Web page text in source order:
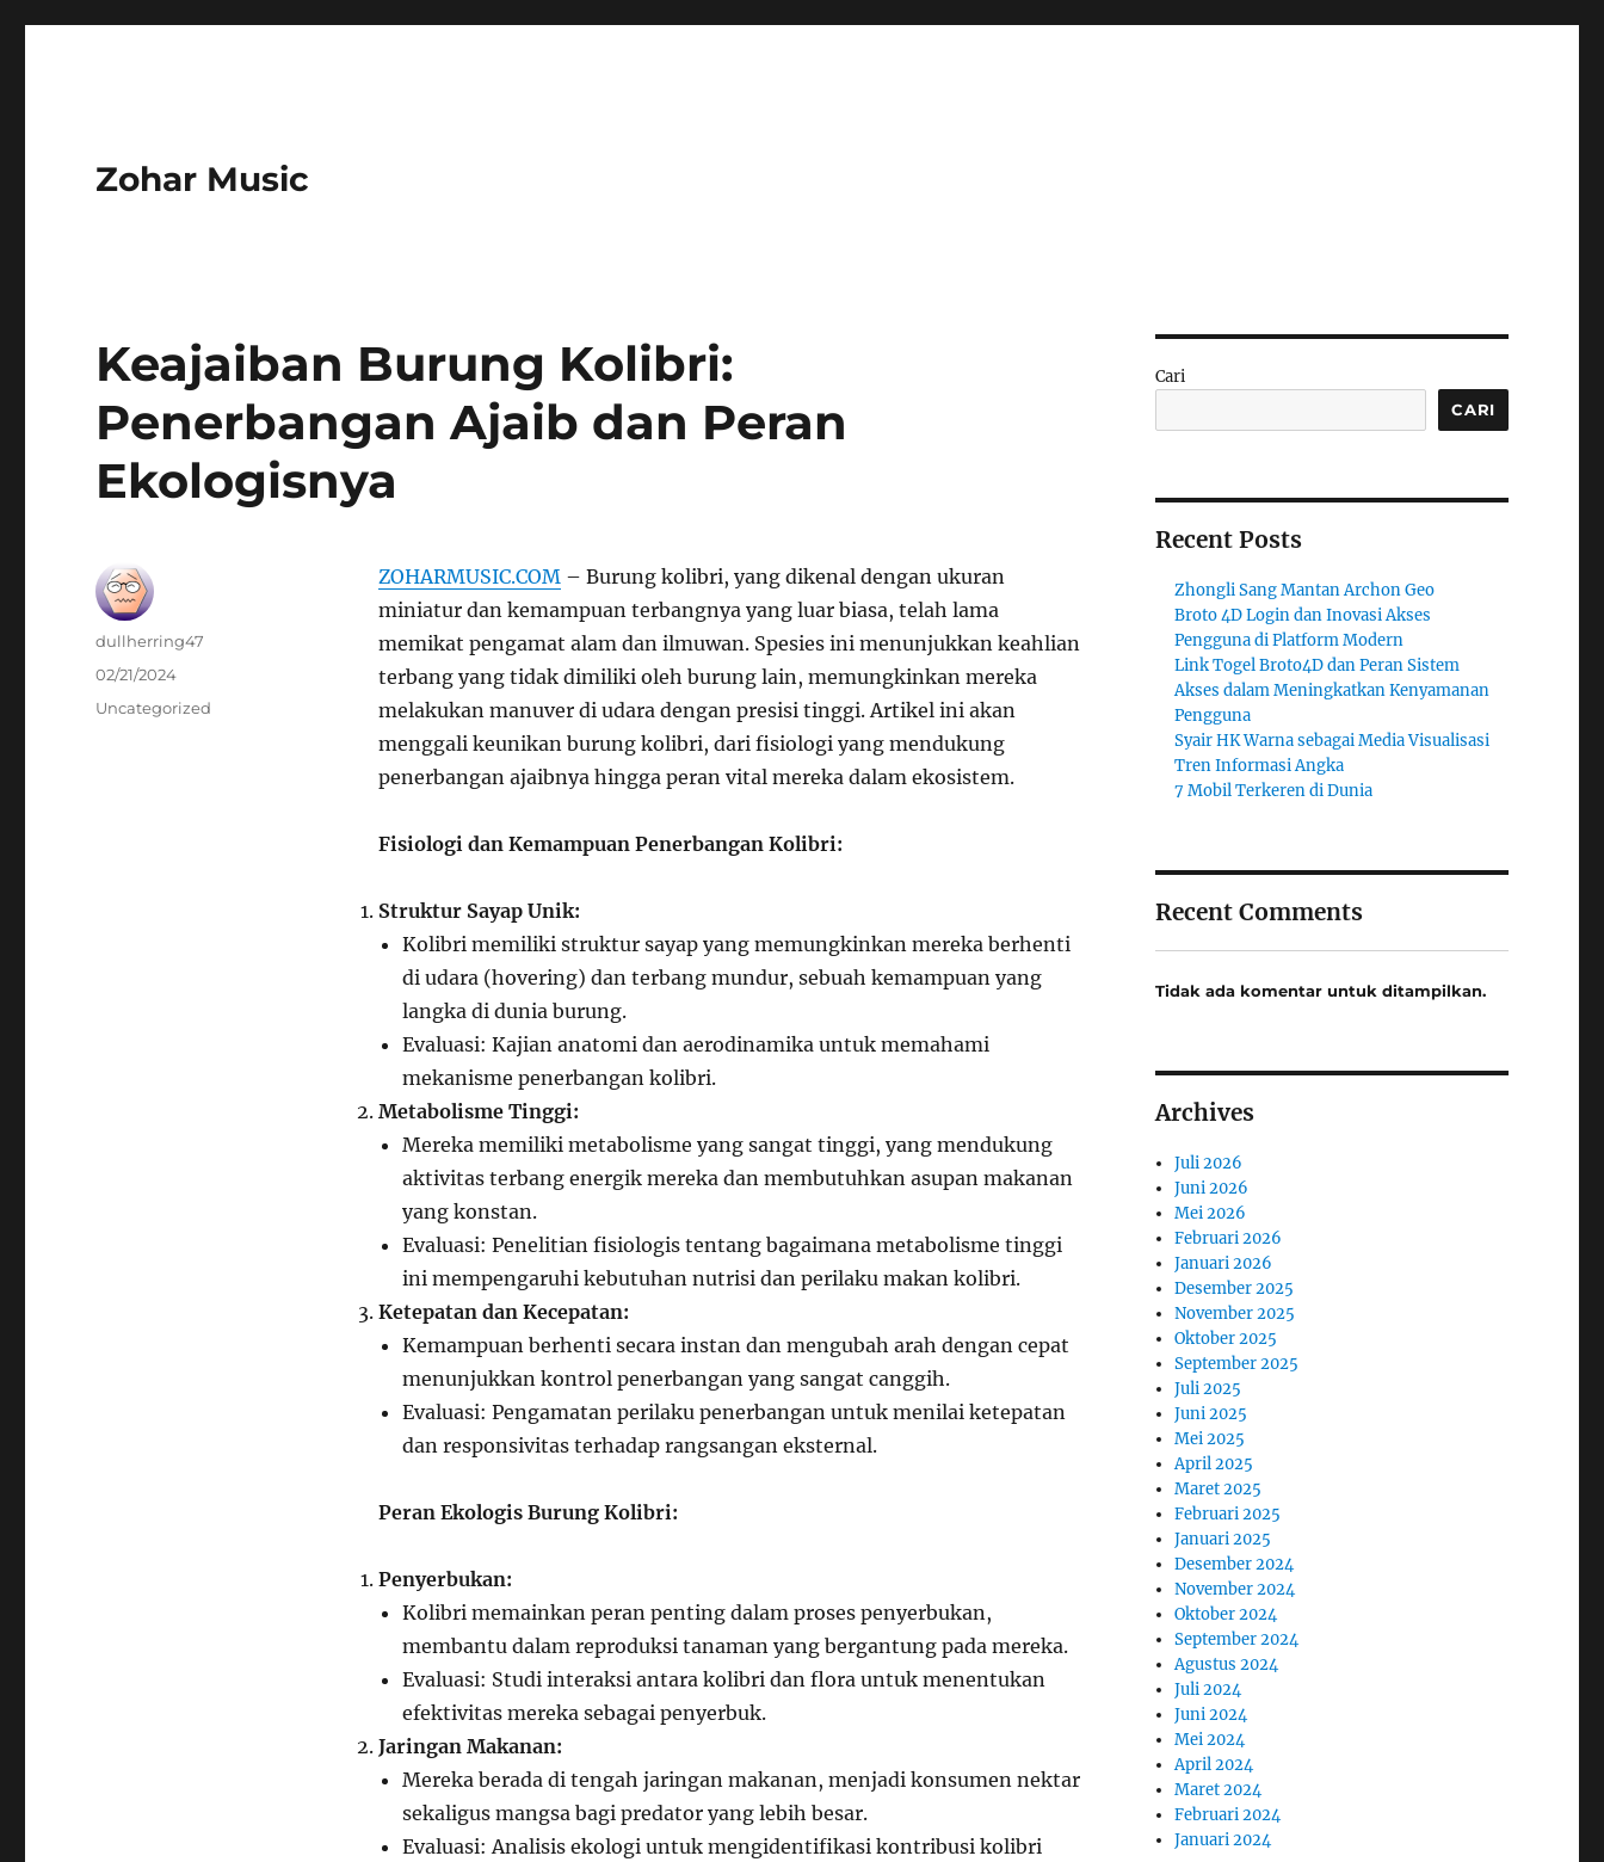
Zohar Music
Keajaiban Burung Kolibri:
Penerbangan Ajaib dan Peran
Ekologisnya
ZOHARMUSIC.COM– Burung kolibri, yang dikenal dengan ukuran
miniatur dan kemampuan terbangnya yang luar biasa, telah lama
memikat pengamat alam dan ilmuwan. Spesies ini menunjukkan keahlian
terbang yang tidak dimiliki oleh burung lain, memungkinkan mereka
melakukan manuver di udara dengan presisi tinggi. Artikel ini akan
menggali keunikan burung kolibri, dari fisiologi yang mendukung
penerbangan ajaibnya hingga peran vital mereka dalam ekosistem.
Fisiologi dan Kemampuan Penerbangan Kolibri:
Struktur Sayap Unik:
Kolibri memiliki struktur sayap yang memungkinkan mereka berhenti
di udara (hovering) dan terbang mundur, sebuah kemampuan yang
langka di dunia burung.
Evaluasi: Kajian anatomi dan aerodinamika untuk memahami
mekanisme penerbangan kolibri.
Metabolisme Tinggi:
Mereka memiliki metabolisme yang sangat tinggi, yang mendukung
aktivitas terbang energik mereka dan membutuhkan asupan makanan
yang konstan.
Evaluasi: Penelitian fisiologis tentang bagaimana metabolisme tinggi
ini mempengaruhi kebutuhan nutrisi dan perilaku makan kolibri.
Ketepatan dan Kecepatan:
Kemampuan berhenti secara instan dan mengubah arah dengan cepat
menunjukkan kontrol penerbangan yang sangat canggih.
Evaluasi: Pengamatan perilaku penerbangan untuk menilai ketepatan
dan responsivitas terhadap rangsangan eksternal.
Peran Ekologis Burung Kolibri:
Penyerbukan:
Kolibri memainkan peran penting dalam proses penyerbukan,
membantu dalam reproduksi tanaman yang bergantung pada mereka.
Evaluasi: Studi interaksi antara kolibri dan flora untuk menentukan
efektivitas mereka sebagai penyerbuk.
Jaringan Makanan:
Mereka berada di tengah jaringan makanan, menjadi konsumen nektar
sekaligus mangsa bagi predator yang lebih besar.
Evaluasi: Analisis ekologi untuk mengidentifikasi kontribusi kolibri
Author
dullherring47
Posted
02/21/2024
Categories
Uncategorized
Cari
CARI
Recent Posts
Zhongli Sang Mantan Archon Geo
Broto 4D Login dan Inovasi Akses
Pengguna di Platform Modern
Link Togel Broto4D dan Peran Sistem
Akses dalam Meningkatkan Kenyamanan
Pengguna
Syair HK Warna sebagai Media Visualisasi
Tren Informasi Angka
7 Mobil Terkeren di Dunia
Recent Comments
Tidak ada komentar untuk ditampilkan.
Archives
Juli 2026
Juni 2026
Mei 2026
Februari 2026
Januari 2026
Desember 2025
November 2025
Oktober 2025
September 2025
Juli 2025
Juni 2025
Mei 2025
April 2025
Maret 2025
Februari 2025
Januari 2025
Desember 2024
November 2024
Oktober 2024
September 2024
Agustus 2024
Juli 2024
Juni 2024
Mei 2024
April 2024
Maret 2024
Februari 2024
Januari 2024